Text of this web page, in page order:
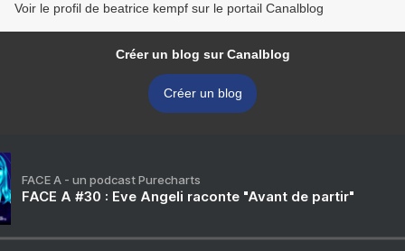
Voir le profil de beatrice kempf sur le portail Canalblog
Créer un blog sur Canalblog
Créer un blog
FACE A - un podcast Purecharts
FACE A #30 : Eve Angeli raconte "Avant de partir"